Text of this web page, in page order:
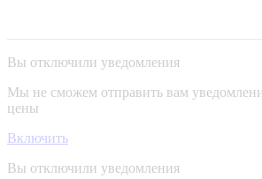
Вы отключили уведомления
Мы не сможем отправить вам
цены
Включить
Вы отключили уведомления